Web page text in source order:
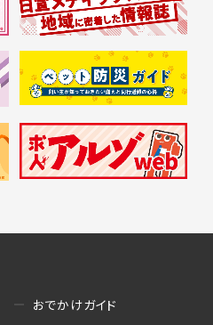
おでかけガイド